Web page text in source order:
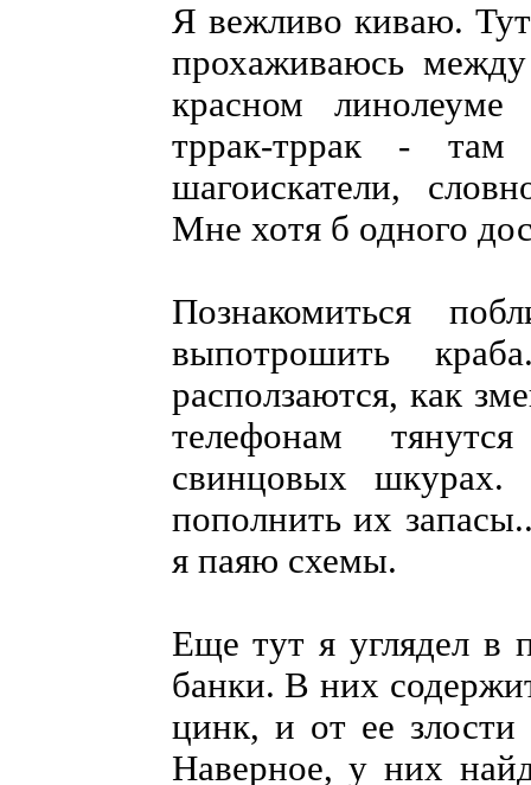
Я вежливо киваю.
прохаживаюсь
красном
тррак-тррак - там
шагоискатели,
Мне хотя б одного
Познакомиться
выпотрошить
расползаются, как
телефонам
свинцовых
пополнить их
я паяю схемы.
Еще тут я углядел в
банки. В них
цинк, и от ее злости
Наверное, у них